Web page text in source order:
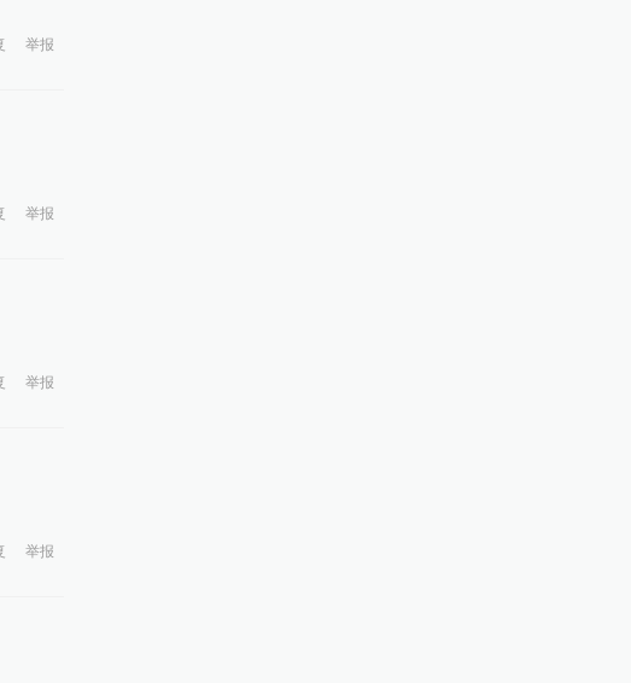
举报
举报
举报
举报